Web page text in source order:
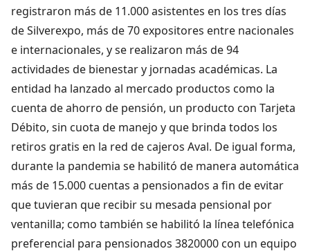
registraron más de 11.000 asistentes en los tres días
de Silverexpo, más de 70 expositores entre nacionales
e internacionales, y se realizaron más de 94
actividades de bienestar y jornadas académicas. La
entidad ha lanzado al mercado productos como la
cuenta de ahorro de pensión, un producto con Tarjeta
Débito, sin cuota de manejo y que brinda todos los
retiros gratis en la red de cajeros Aval. De igual forma,
durante la pandemia se habilitó de manera automática
más de 15.000 cuentas a pensionados a fin de evitar
que tuvieran que recibir su mesada pensional por
ventanilla; como también se habilitó la línea telefónica
preferencial para pensionados 3820000 con un equipo